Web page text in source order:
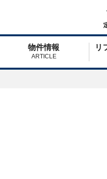
物件情報
ARTICLE
リ